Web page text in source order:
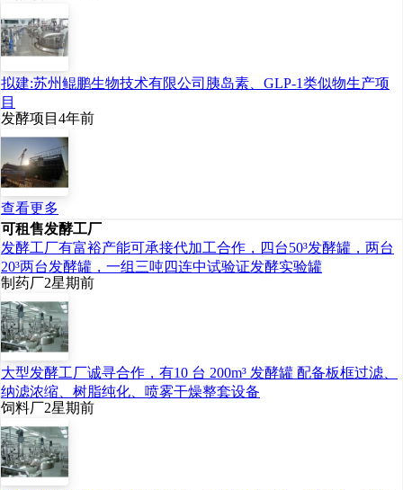
化，突破国际技术壁垒，
深度开发的技术空白，打
展。
拟建:苏州鲲鹏生物技术有限公司胰岛素、GLP-1类似物生产项
目
发酵项目 4年前
查看更多
可租售发酵工厂
发酵工厂有富裕产能可承接代加工合作，四台50³发酵罐，两台
20³两台发酵罐，一组三吨四连中试验证发酵实验罐
制药厂2星期前
大型发酵工厂诚寻合作，有10 台 200m³ 发酵罐 配备板框过滤、
纳滤浓缩、树脂纯化、喷雾干燥整套设备
饲料厂2星期前